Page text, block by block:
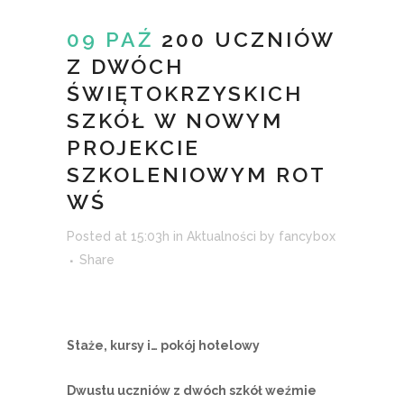
09 PAŹ 200 UCZNIÓW
Z DWÓCH
ŚWIĘTOKRZYSKICH
SZKÓŁ W NOWYM
PROJEKCIE
SZKOLENIOWYM ROT
WŚ
Posted at 15:03h in Aktualności by fancybox
Share
Staże, kursy i… pokój hotelowy
Dwustu uczniów z dwóch szkół weźmie